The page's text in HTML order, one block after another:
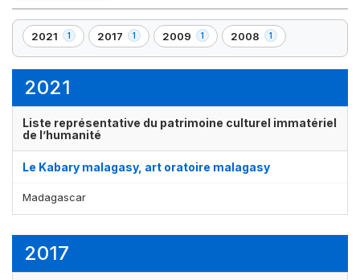
2021 1
,
1
2017 1
,
1
2009 1
,
1
2008 1
,
1
2021
Liste représentative du patrimoine culturel immatériel
de l’humanité
Le Kabary malagasy, art oratoire malagasy
Madagascar
2017